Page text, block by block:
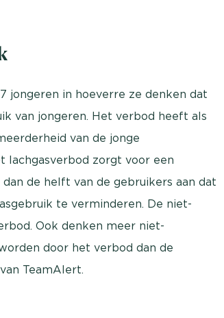
jongeren in hoeverre ze denken dat
van jongeren. Het verbod heeft als
van de jonge
lachgasverbod zorgt voor een
de helft van de gebruikers aan dat
te verminderen. De niet-
Ook denken meer niet-
door het verbod dan de
TeamAlert.